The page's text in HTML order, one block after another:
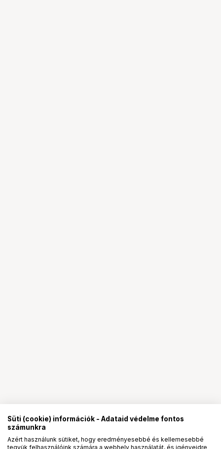
Süti (cookie) információk - Adataid védelme fontos
számunkra
Azért használunk sütiket, hogy eredményesebbé és kellemesebbé
tegyük felhasználóink számára a webhely használatát, és igényeidre